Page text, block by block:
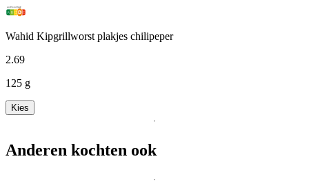
Wahid Kipgrillworst plakjes chilipeper
2.69
125 g
Kies
Anderen kochten ook